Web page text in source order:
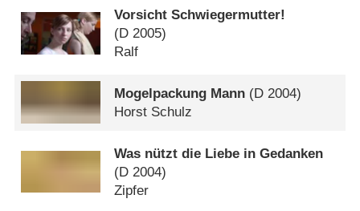
Vorsicht Schwiegermutter!
(D 2005)
Ralf
Mogelpackung Mann (D 2004)
Horst Schulz
Was nützt die Liebe in Gedanken
(D 2004)
Zipfer